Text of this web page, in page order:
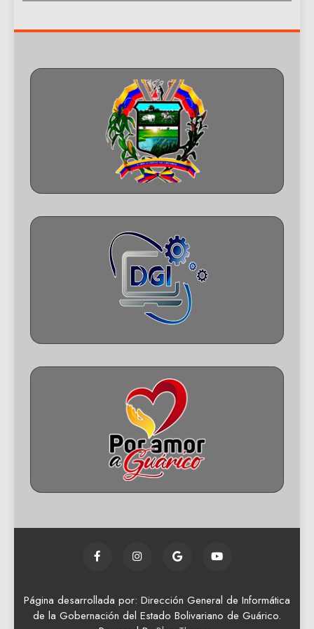
Página desarrollada por: Dirección General de Informática
de la Gobernación del Estado Bolivariano de Guárico.